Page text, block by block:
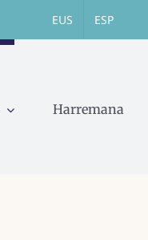
EUS ESP
Harremana